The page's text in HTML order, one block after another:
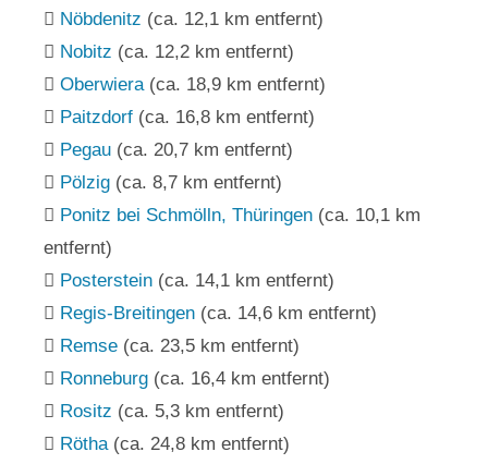
Nöbdenitz (ca. 12,1 km entfernt)
Nobitz (ca. 12,2 km entfernt)
Oberwiera (ca. 18,9 km entfernt)
Paitzdorf (ca. 16,8 km entfernt)
Pegau (ca. 20,7 km entfernt)
Pölzig (ca. 8,7 km entfernt)
Ponitz bei Schmölln, Thüringen (ca. 10,1 km
entfernt)
Posterstein (ca. 14,1 km entfernt)
Regis-Breitingen (ca. 14,6 km entfernt)
Remse (ca. 23,5 km entfernt)
Ronneburg (ca. 16,4 km entfernt)
Rositz (ca. 5,3 km entfernt)
Rötha (ca. 24,8 km entfernt)